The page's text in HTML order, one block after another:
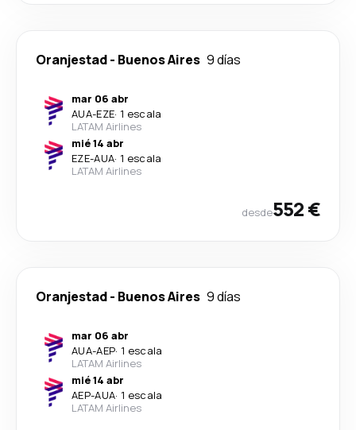
Oranjestad- Buenos Aires 9 días
mar 06 abr
AUA-EZE· 1 escala
LATAM Airlines
mié 14 abr
EZE-AUA· 1 escala
LATAM Airlines
desde552 €
Oranjestad- Buenos Aires 9 días
mar 06 abr
AUA-AEP· 1 escala
LATAM Airlines
mié 14 abr
AEP-AUA· 1 escala
LATAM Airlines